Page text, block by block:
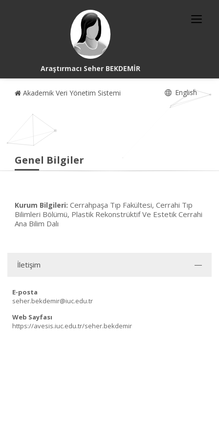
Araştırmacı Seher BEKDEMİR
Akademik Veri Yönetim Sistemi English
Genel Bilgiler
Kurum Bilgileri: Cerrahpaşa Tıp Fakültesi, Cerrahi Tıp
Bilimleri Bölümü, Plastik Rekonstrüktif Ve Estetik Cerrahi
Ana Bilim Dalı
İletişim
E-posta
seher.bekdemir@iuc.edu.tr
Web Sayfası
https://avesis.iuc.edu.tr/seher.bekdemir